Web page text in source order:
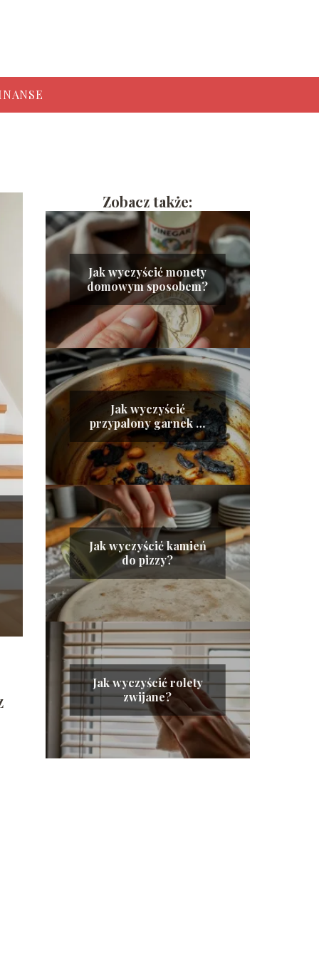
Zobacz także:
Jak wyczyścić monety
domowym sposobem?
Jak wyczyścić
przypalony garnek w
środku?
Jak wyczyścić kamień
do pizzy?
Jak wyczyścić rolety
zwijane?